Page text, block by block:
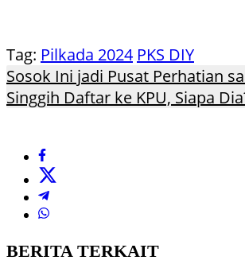
Tag: Pilkada 2024 PKS DIY
Sosok Ini jadi Pusat Perhatian
Singgih Daftar ke KPU, Siapa
BERITA TERKAIT